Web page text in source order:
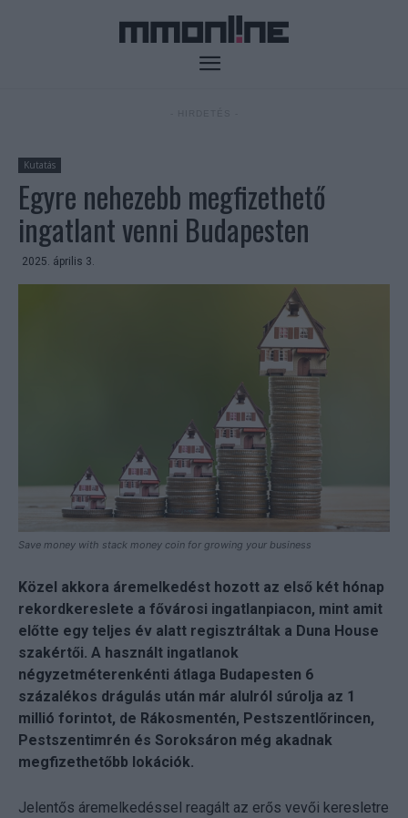
Kutatás
Egyre nehezebb megfizethető
ingatlant venni Budapesten
2025. április 3.
Save money with stack money coin for growing your business
Közel akkora áremelkedést hozott az első két hónap
rekordkereslete a fővárosi ingatlanpiacon, mint amit
előtte egy teljes év alatt regisztráltak a Duna House
szakértői. A használt ingatlanok
négyzetméterenkénti átlaga Budapesten 6
százalékos drágulás után már alulról súrolja az 1
millió forintot, de Rákosmentén, Pestszentlőrincen,
Pestszentimrén és Soroksáron még akadnak
megfizethetőbb lokációk.
Jelentős áremelkedéssel reagált az erős vevői keresletre